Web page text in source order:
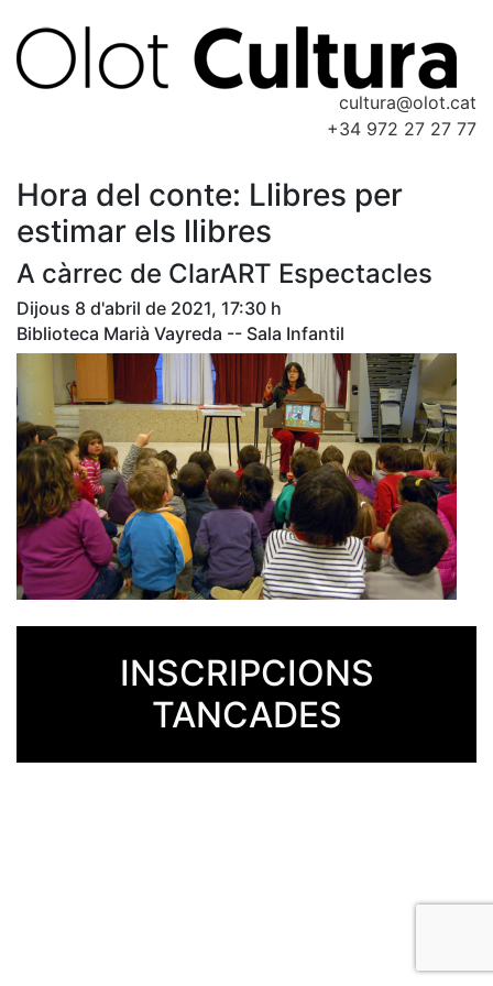
cultura@olot.cat
+34 972 27 27 77
Hora del conte: Llibres per
estimar els llibres
A càrrec de ClarART Espectacles
Dijous 8 d'abril de 2021, 17:30 h
Biblioteca Marià Vayreda -- Sala Infantil
INSCRIPCIONS
TANCADES